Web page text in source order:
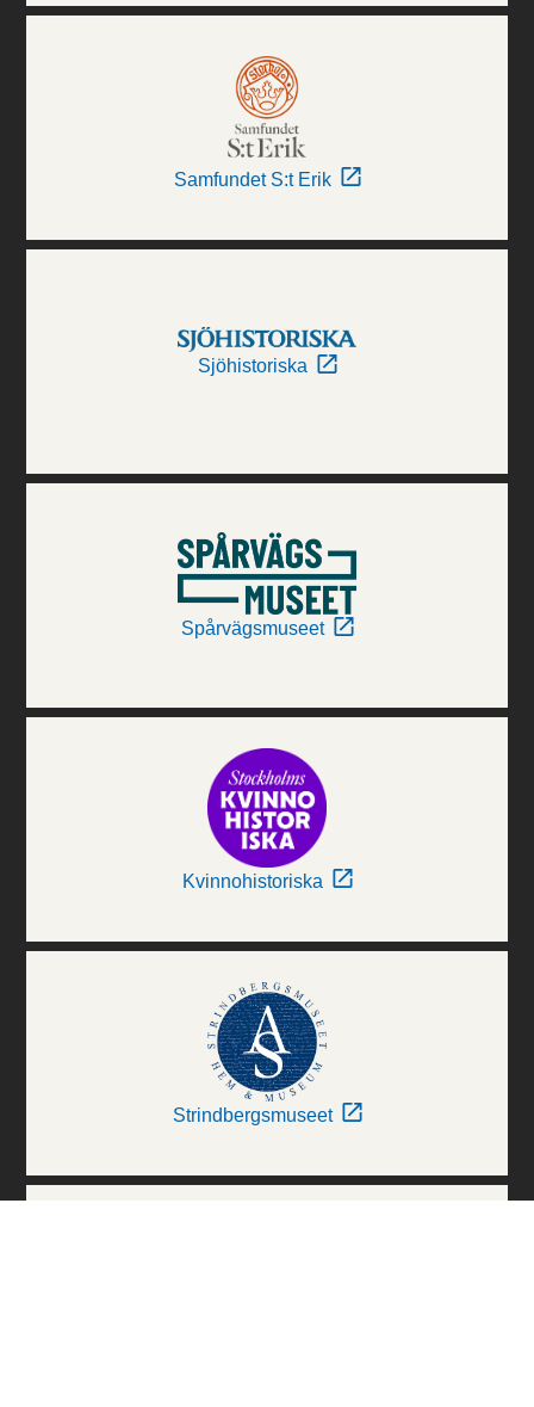
Samfundet S:t Erik
Sjöhistoriska
Spårvägsmuseet
Kvinnohistoriska
Strindbergsmuseet